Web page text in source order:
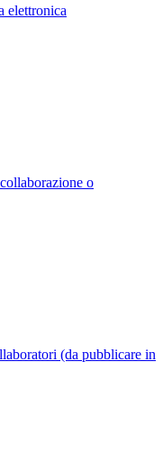
elettronica
o
(da pubblicare in